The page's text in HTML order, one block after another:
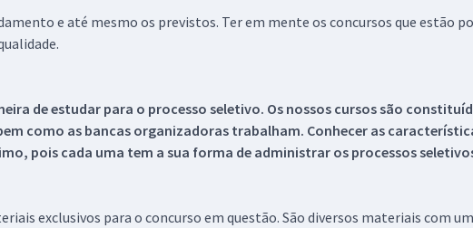
e até mesmo os previstos. Ter em mente os concursos que estão
de estudar para o processo seletivo. Os nossos cursos são
como as bancas organizadoras trabalham. Conhecer as
pois cada uma tem a sua forma de administrar os processos
exclusivos para o concurso em questão. São diversos materiais com